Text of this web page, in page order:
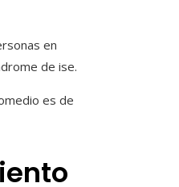
en
de ise.
es de